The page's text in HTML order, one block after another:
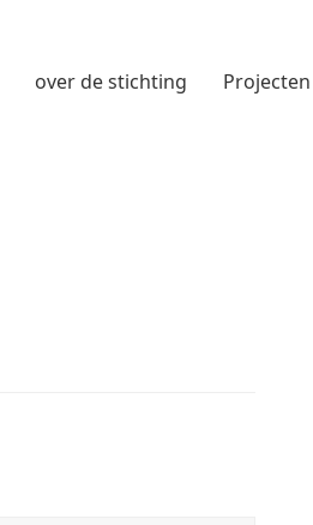
over de stichting Projecten